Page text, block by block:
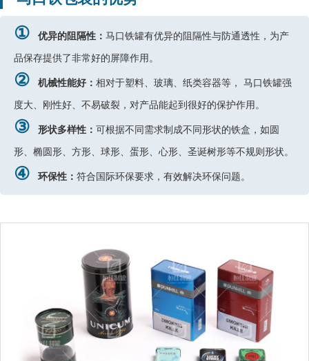
① 优异的阻隔性： 马口铁罐有优异的阻隔性与防通透性，为产
品保存提供了非常好的屏障作用。
② 机械性能好： 相对于塑料、玻璃、纸类容器等， 马口铁罐强
度大、刚性好、不易破裂，对产品能起到很好的保护作用。
③ 形状多样性： 可根据不同需求制成不同形状的铁盒，如圆
形、椭圆形、方形、球形、蛋形、心形、圣诞树形等不规则形状。
④ 环保性： 符合国际环保要求，有效解决环保问题。